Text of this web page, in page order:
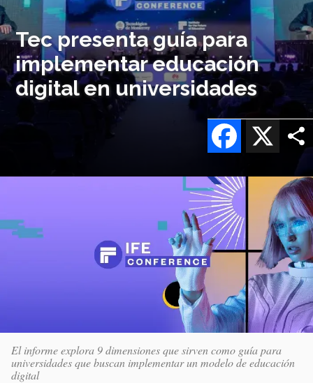
Tec presenta guía para
implementar educación
digital en universidades
X
Facebook
logo
El informe explora 9 dimensiones que sirven como guía para
universidades que buscan implementar un modelo de educación
digital